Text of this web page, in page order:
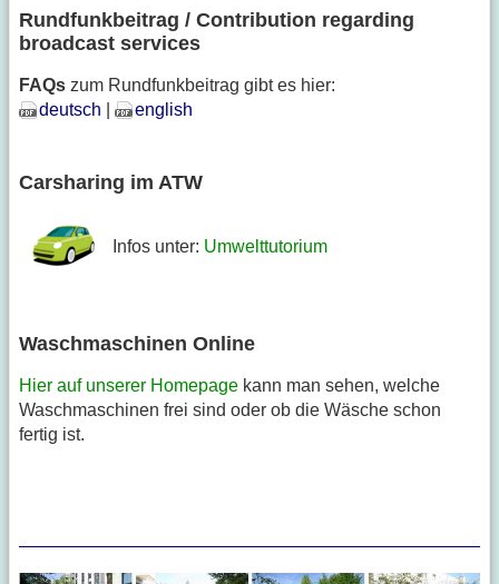
Rundfunkbeitrag / Contribution regarding
broadcast services
FAQs zum Rundfunkbeitrag gibt es hier:
deutsch
english
Carsharing im ATW
Infos unter: Umwelttutorium
Waschmaschinen Online
Hier auf unserer Homepage kann man sehen, welche
Waschmaschinen frei sind oder ob die Wäsche schon
fertig ist.